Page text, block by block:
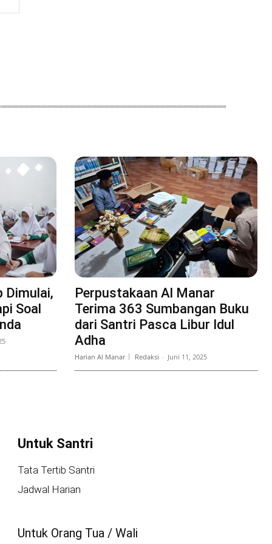
Dimulai,
Soal
Perpustakaan Al Manar
Terima 363 Sumbangan Buku
dari Santri Pasca Libur Idul
Adha
Harian Al Manar Redaksi - Juni 11, 2025
Untuk Santri
Tata Tertib Santri
Jadwal Harian
Untuk Orang Tua / Wali